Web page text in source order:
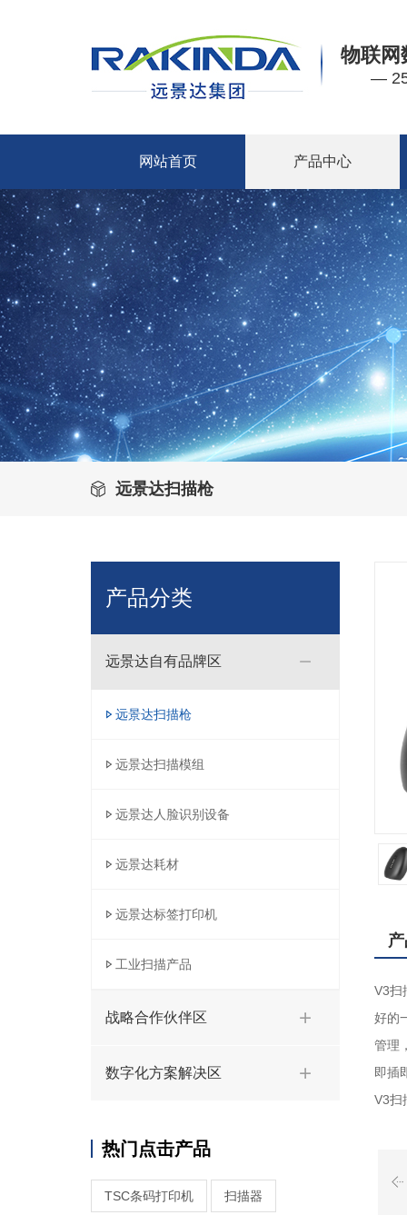
物联网
—
网站首页 产品中心
远景达扫描枪
产品分类
远景达自有品牌区
远景达扫描枪
远景达扫描模组
远景达人脸识别设备
远景达耗材
远景达标签打印机
工业扫描产品
战略合作伙伴区
数字化方案解决区
热门点击产品
TSC条码打印机 扫描器
V3扫
好的
管理
即插
V3扫